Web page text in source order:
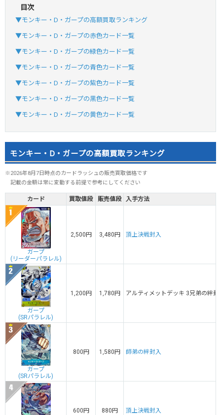
目次
▼モンキー・D・ガープの高額買取ランキング
▼モンキー・D・ガープの赤色カード一覧
▼モンキー・D・ガープの緑色カード一覧
▼モンキー・D・ガープの青色カード一覧
▼モンキー・D・ガープの紫色カード一覧
▼モンキー・D・ガープの黒色カード一覧
▼モンキー・D・ガープの黄色カード一覧
モンキー・D・ガープの高額買取ランキング
※2026年8月7日時点のカードラッシュの販売買取価格です
記載の金額は常に変動する前提で参考にしてください
カード 買取値段 販売値段 入手方法
ガープ
(リーダーパラレル)
2,500円 3,480円 頂上決戦封入
ガープ
(SRパラレル)
1,200円 1,780円 アルティメットデッキ 3兄弟の絆封
ガープ
(SRパラレル)
800円 1,580円 師弟の絆封入
600円 880円 頂上決戦封入